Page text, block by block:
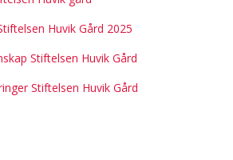
Huvik Gård 2025
Stiftelsen Huvik Gård
Stiftelsen Huvik Gård